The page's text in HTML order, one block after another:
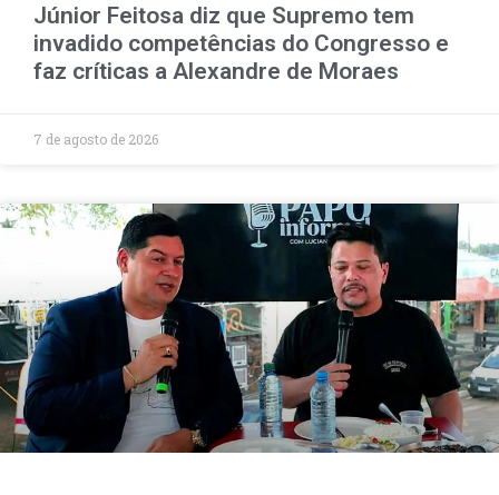
Júnior Feitosa diz que Supremo tem
invadido competências do Congresso e
faz críticas a Alexandre de Moraes
7 de agosto de 2026